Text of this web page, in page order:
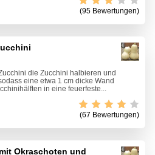
(95 Bewertungen)
die Zucchini halbieren und
eine etwa 1 cm dicke Wand
in eine feuerfeste...
(67 Bewertungen)
Okraschoten und